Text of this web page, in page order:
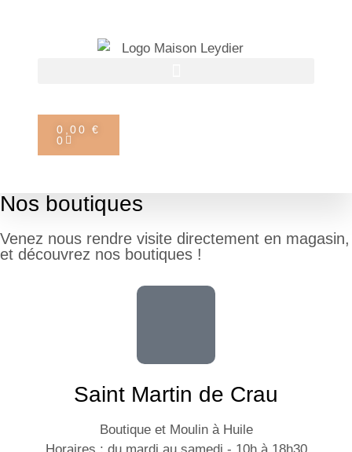
0,00 €
0
Nos boutiques
Venez nous rendre visite directement en magasin,
et découvrez nos boutiques !
Saint Martin de Crau
Boutique et Moulin à Huile
sur notre huile d'olive intense
(tous nos formats)